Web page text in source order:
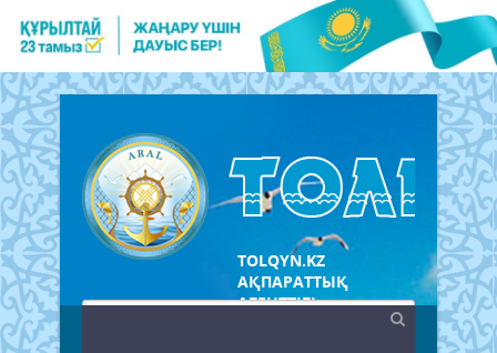
TOLQYN.KZ
АҚПАРАТТЫҚ
АГЕНТТІГІ